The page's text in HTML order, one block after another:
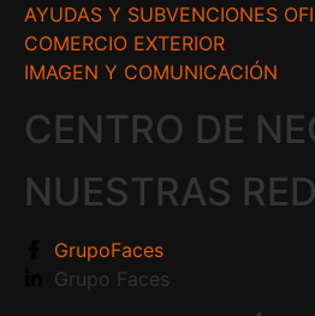
AYUDAS Y SUBVENCIONES
COMERCIO EXTERIOR
IMAGEN Y COMUNICACIÓN
CENTRO DE
NUESTRAS
GrupoFaces
Grupo Faces